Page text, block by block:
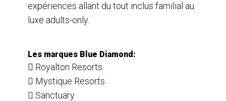
expériences allant du tout inclus familial au
luxe adults-only.
Les marques Blue Diamond:
 Royalton Resorts
 Mystique Resorts
 Sanctuary